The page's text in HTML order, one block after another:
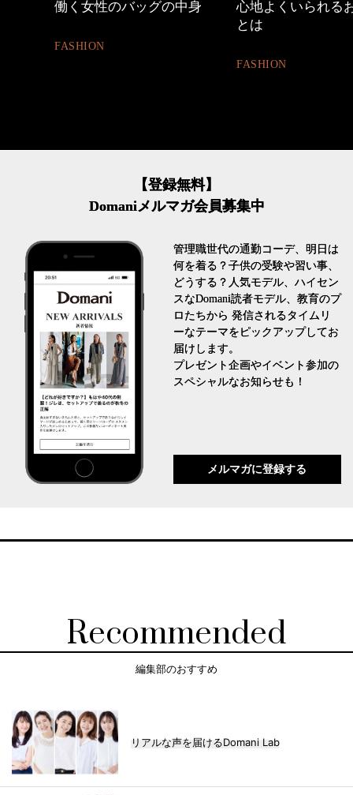
働く女性のバッグの中身
FASHION
心地よくいられる
とは
FASHION
【登録無料】
Domaniメルマガ会員募集中
管理職世代の通勤コーデ、明日は
何を着る？子供の受験や習い事、
どうする？人気モデル、ハイセン
スなDomani読者モデル、教育のプ
ロたちから 発信されるタイムリ
ーなテーマをピックアップしてお
届けします。
プレゼント企画やイベント参加の
スペシャルなお知らせも！
メルマガに登録する
Recommended
編集部のおすすめ
リアルな声を届けるDomani Lab